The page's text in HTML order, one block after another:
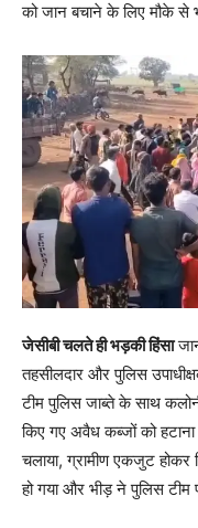
को जान बचाने के लिए मौके से
जेसीबी चलते ही भड़की हिंसा
तहसीलदार और पुलिस
टीम पुलिस जाब्ते के साथ
किए गए अवैध कब्जों को
चलाया, ग्रामीण एकजुट
हो गया और भीड़ ने पुलिस टीम